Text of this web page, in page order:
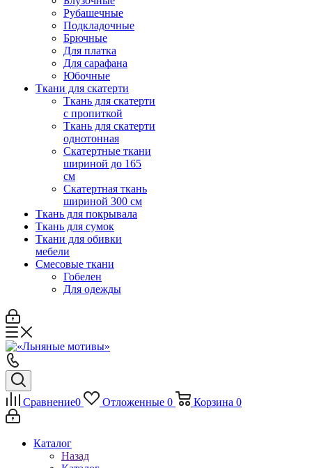
Рубашечные
Подкладочные
Брючные
Для платка
Для сарафана
Юбочные
Ткани для скатерти
Ткань для скатерти
с пропиткой
Ткань для скатерти
однотонная
Скатертные ткани
шириной до 165
см
Скатертная ткань
шириной 300 см
Ткань для покрывала
Ткань для сумок
Ткани для обивки
мебели
Смесовые ткани
Гобелен
Для одежды
Сравнение0 Отложенные 0 Корзина 0
Каталог
Назад